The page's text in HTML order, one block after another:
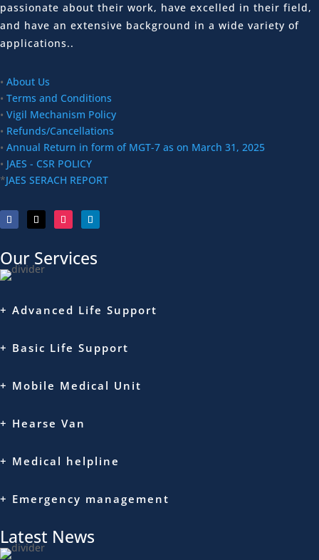
passionate about their work, have excelled in their field,
and have an extensive background in a wide variety of
applications..
• About Us
• Terms and Conditions
• Vigil Mechanism Policy
• Refunds/Cancellations
• Annual Return in form of MGT-7 as on March 31, 2025
• JAES - CSR POLICY
*JAES SERACH REPORT
Our Services
+ Advanced Life Support
+ Basic Life Support
+ Mobile Medical Unit
+ Hearse Van
+ Medical helpline
+ Emergency management
Latest News